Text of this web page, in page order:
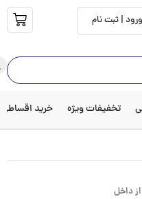
ورود | ثبت نام
تخفیفات ویژه خرید اقساطی
داخل